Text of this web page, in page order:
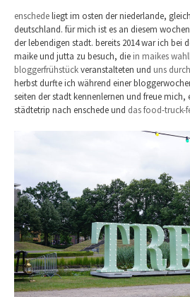
enschedeliegt im osten der niederlande,
deutschland. für mich ist es an diesem
der lebendigen stadt. bereits 2014 war ich bei
maike und jutta zu besuch, die in maikes
bloggerfrühstückveranstalteten und uns
herbst durfte ich während einer
seiten der stadt kennenlernen und freue
städtetrip nach enschede und das food-truck-